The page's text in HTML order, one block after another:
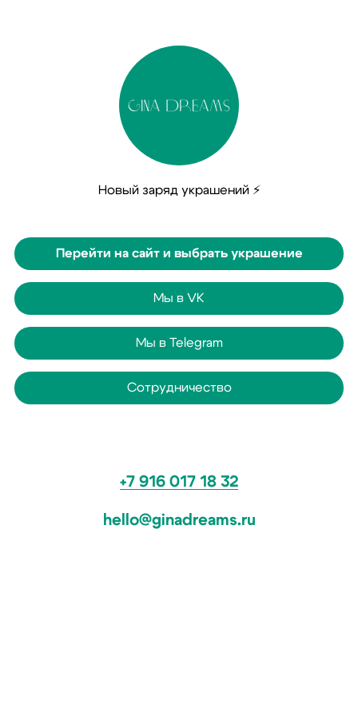
Новый заряд украшений ⚡
Перейти на сайт и выбрать украшение
Мы в VK
Мы в Telegram
Сотрудничество
+7 916 017 18 32
hello@ginadreams.ru